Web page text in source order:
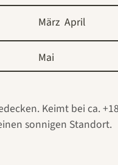
März April
Mai
Keimt bei ca.
sonnigen Standort.